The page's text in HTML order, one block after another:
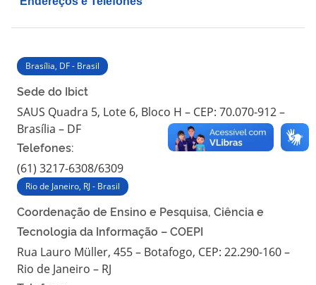
Brasília, DF - Brasil
Sede do Ibict
SAUS Quadra 5, Lote 6, Bloco H – CEP: 70.070-912 –
Brasília – DF
Telefones:
(61) 3217-6308/6309
Rio de Janeiro, RJ - Brasil
Coordenação de Ensino e Pesquisa, Ciência e
Tecnologia da Informação – COEPI
Rua Lauro Müller, 455 – Botafogo, CEP: 22.290-160 –
Rio de Janeiro – RJ